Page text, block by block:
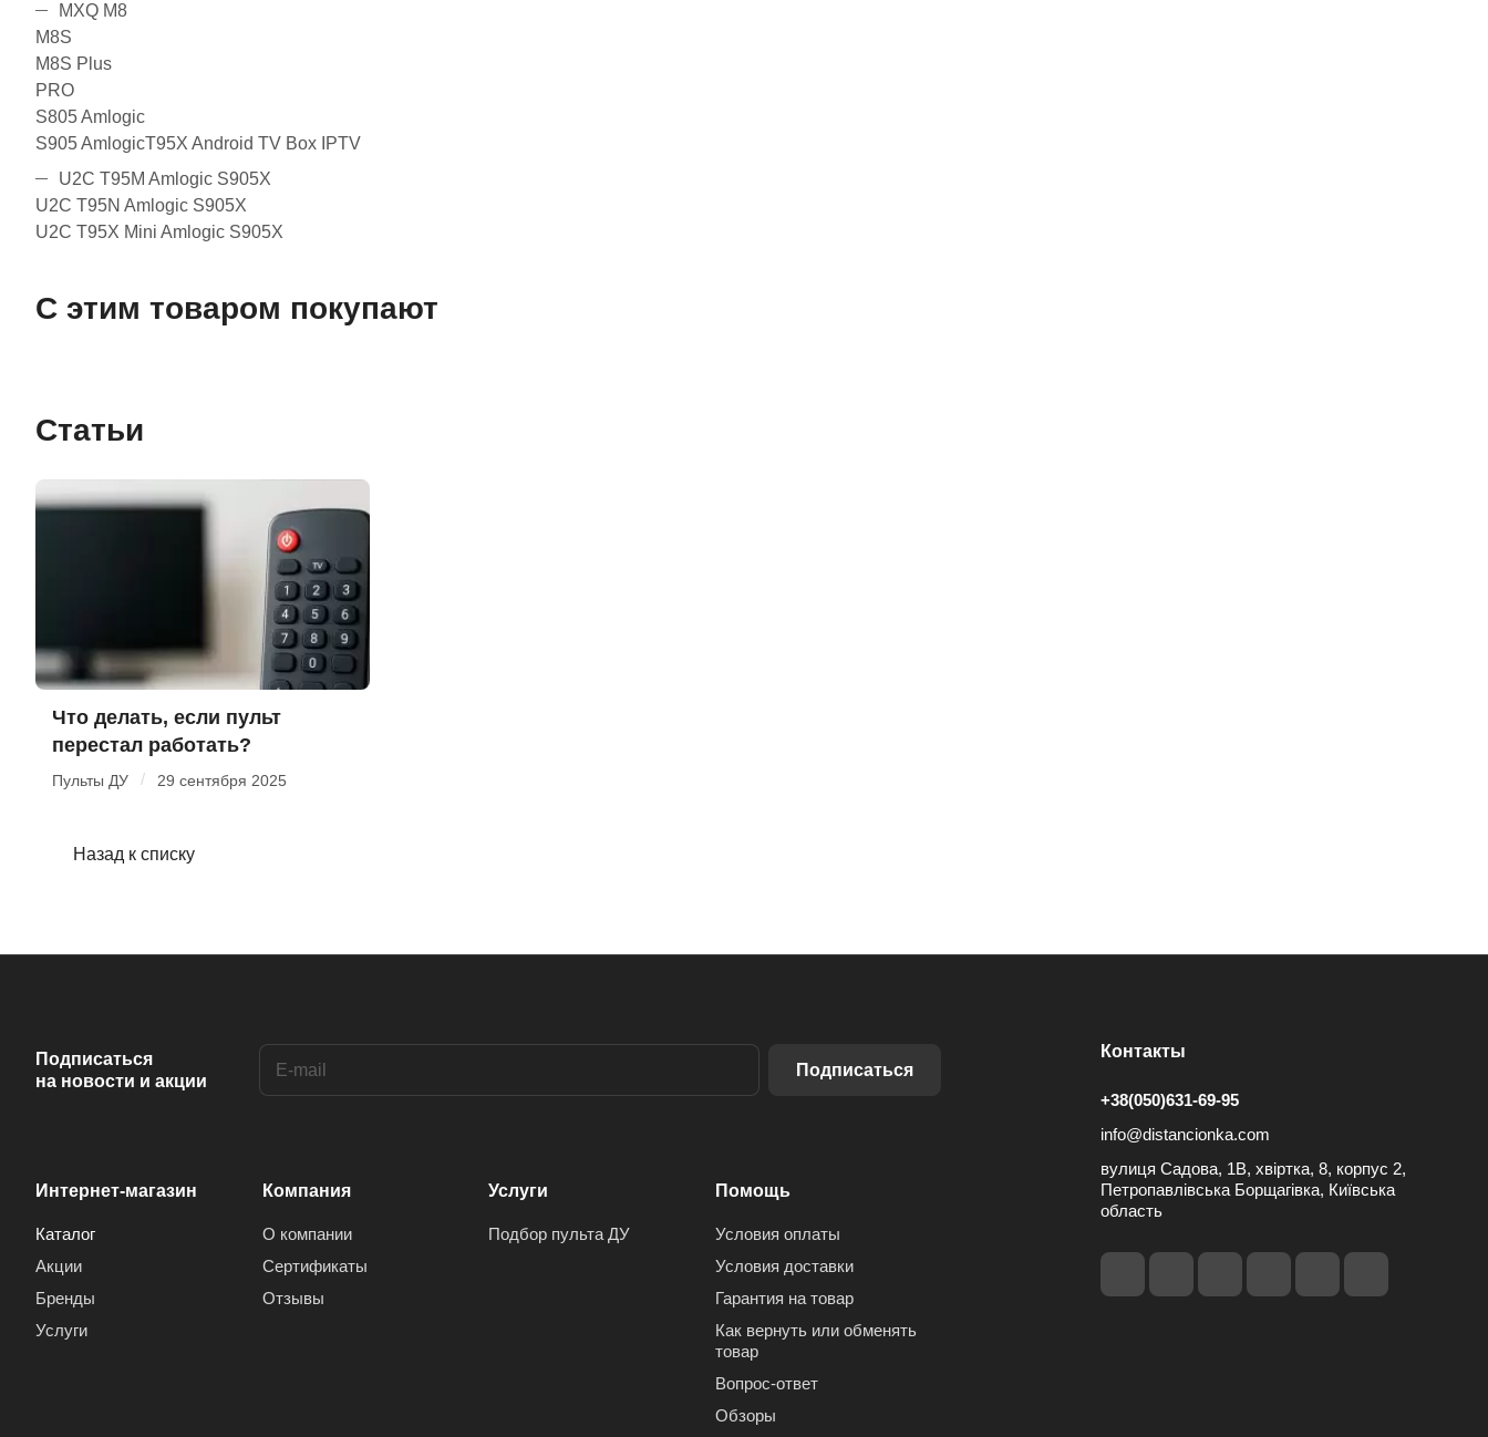
MXQ M8
M8S
M8S Plus
PRO
S805 Amlogic
S905 AmlogicT95X Android TV Box IPTV
U2C T95M Amlogic S905X
U2C T95N Amlogic S905X
U2C T95X Mini Amlogic S905X
С этим товаром покупают
Статьи
Что делать, если пульт
перестал работать?
Пульты ДУ / 29 сентября 2025
Назад к списку
Подписаться
на новости и акции
Подписаться
Интернет-магазин
Каталог
Акции
Бренды
Услуги
Компания
О компании
Сертификаты
Отзывы
Услуги
Подбор пульта ДУ
Помощь
Условия оплаты
Условия доставки
Гарантия на товар
Как вернуть или обменять
товар
Вопрос-ответ
Обзоры
Контакты
+38(050)631-69-95
info@distancionka.com
вулиця Садова, 1В, хвіртка, 8, корпус 2,
Петропавлівська Борщагівка, Київська
область